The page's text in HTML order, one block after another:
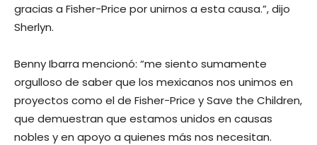
gracias a Fisher-Price por unirnos a esta causa.”, dijo
Sherlyn.
Benny Ibarra mencionó: “me siento sumamente
orgulloso de saber que los mexicanos nos unimos en
proyectos como el de Fisher-Price y Save the Children,
que demuestran que estamos unidos en causas
nobles y en apoyo a quienes más nos necesitan.